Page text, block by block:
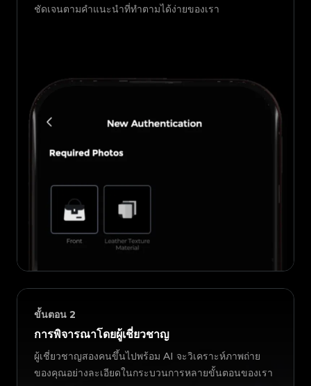
ชัดเจนตามคำแนะนำที่ทำตามได้ง่ายของเรา
ขั้นตอน 2
การพิจารณาโดยผู้เชี่ยวชาญ
ผู้เชี่ยวชาญสองคนขึ้นไปพร้อม AI จะวิเคราะห์ภาพถ่าย
ของคุณอย่างละเอียดในกระบวนการหลายขั้นตอนของเรา